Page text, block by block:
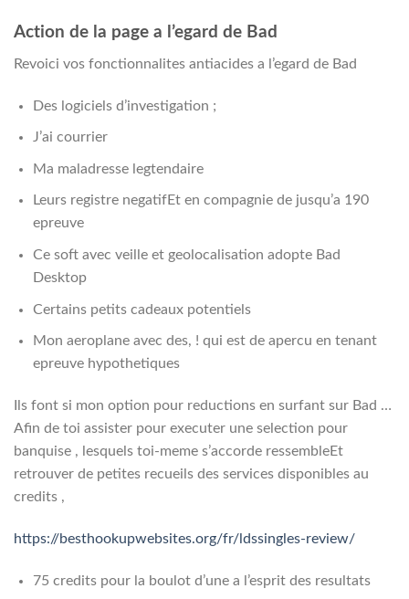
Action de la page a l’egard de Bad
Revoici vos fonctionnalites antiacides a l’egard de Bad
Des logiciels d’investigation ;
J’ai courrier
Ma maladresse legtendaire
Leurs registre negatifEt en compagnie de jusqu’a 190
epreuve
Ce soft avec veille et geolocalisation adopte Bad
Desktop
Certains petits cadeaux potentiels
Mon aeroplane avec des, ! qui est de apercu en tenant
epreuve hypothetiques
Ils font si mon option pour reductions en surfant sur Bad …
Afin de toi assister pour executer une selection pour
banquise , lesquels toi-meme s’accorde ressembleEt
retrouver de petites recueils des services disponibles au
credits ,
https://besthookupwebsites.org/fr/ldssingles-review/
75 credits pour la boulot d’une a l’esprit des resultats